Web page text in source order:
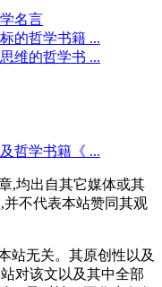
名言
的哲学书籍 ...
维的哲学书 ...
哲学书籍《 ...
,均出自其它媒体或其
不代表本站赞同其观
站无关。其原创性以及
对该文以及其中全部